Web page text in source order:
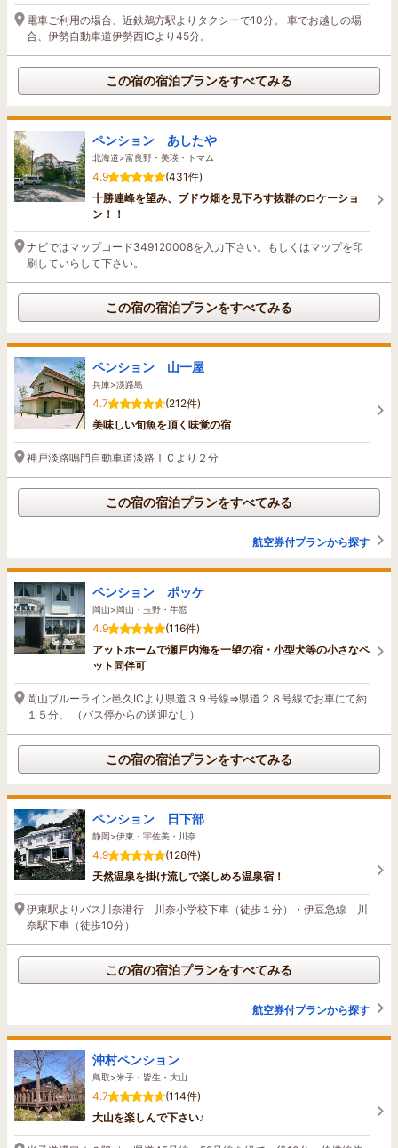
電車ご利用の場合、近鉄鵜方駅よりタクシーで10分。 車でお越しの場
合、伊勢自動車道伊勢西ICより45分。
この宿の宿泊プランをすべてみる
ペンション あしたや
北海道>富良野・美瑛・トマム
4.9
(431件)
十勝連峰を望み、ブドウ畑を見下ろす抜群のロケーショ
ン！！
ナビではマップコード349120008を入力下さい。もしくはマップを印
刷していらして下さい。
この宿の宿泊プランをすべてみる
ペンション 山一屋
兵庫>淡路島
4.7
(212件)
美味しい旬魚を頂く味覚の宿
神戸淡路鳴門自動車道淡路ＩＣより２分
この宿の宿泊プランをすべてみる
航空券付プランから探す
ペンション ポッケ
岡山>岡山・玉野・牛窓
4.9
(116件)
アットホームで瀬戸内海を一望の宿・小型犬等の小さなペ
ット同伴可
岡山ブルーライン邑久ICより県道３９号線⇒県道２８号線でお車にて約
１５分。 （バス停からの送迎なし）
この宿の宿泊プランをすべてみる
ペンション 日下部
静岡>伊東・宇佐美・川奈
4.9
(128件)
天然温泉を掛け流しで楽しめる温泉宿！
伊東駅よりバス川奈港行 川奈小学校下車（徒歩１分）・伊豆急線 川
奈駅下車（徒歩10分）
この宿の宿泊プランをすべてみる
航空券付プランから探す
沖村ペンション
鳥取>米子・皆生・大山
4.7
(114件)
大山を楽しんで下さい♪